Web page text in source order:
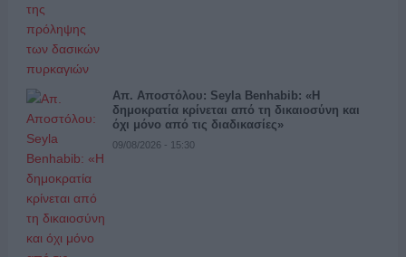
Απ. Αποστόλου: Seyla Benhabib: «Η
δημοκρατία κρίνεται από τη δικαιοσύνη και
όχι μόνο από τις διαδικασίες»
09/08/2026 - 15:30